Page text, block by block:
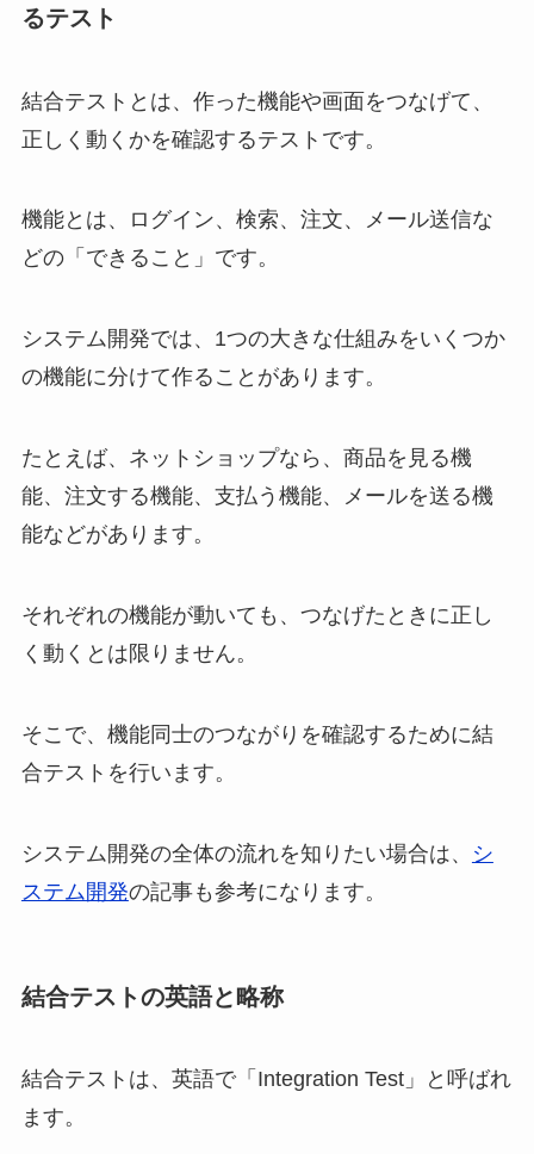
るテスト
結合テストとは、作った機能や画面をつなげて、
正しく動くかを確認するテストです。
機能とは、ログイン、検索、注文、メール送信な
どの「できること」です。
システム開発では、1つの大きな仕組みをいくつか
の機能に分けて作ることがあります。
たとえば、ネットショップなら、商品を見る機
能、注文する機能、支払う機能、メールを送る機
能などがあります。
それぞれの機能が動いても、つなげたときに正し
く動くとは限りません。
そこで、機能同士のつながりを確認するために結
合テストを行います。
システム開発の全体の流れを知りたい場合は、
シ
ステム開発の記事も参考になります。
結合テストの英語と略称
結合テストは、英語で「Integration Test」と呼ばれ
ます。